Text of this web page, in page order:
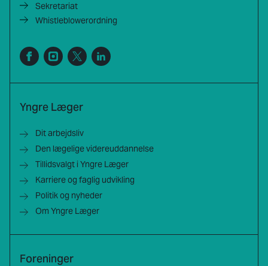
Sekretariat
Whistleblowerordning
Yngre Læger
Dit arbejdsliv
Den lægelige videreuddannelse
Tillidsvalgt i Yngre Læger
Karriere og faglig udvikling
Politik og nyheder
Om Yngre Læger
Foreninger